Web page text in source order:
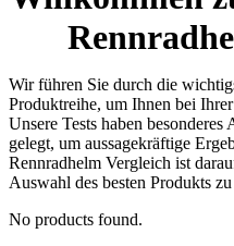
Wir führen Sie durch die
Produktreihe, um Ihnen bei
Unsere Tests haben
gelegt, um aussagekräftige
Rennradhelm Vergleich ist
Auswahl des besten Produkts
No products found.